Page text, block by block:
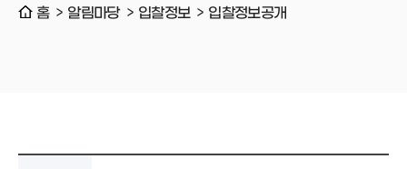
홈 알림마당 입찰정보 입찰정보공개